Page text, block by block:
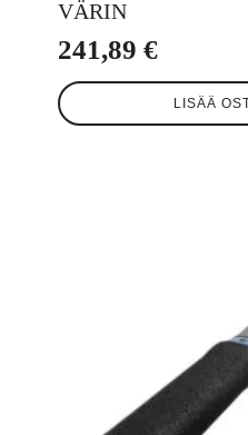
VÄRIN
241,89 €
LISÄÄ